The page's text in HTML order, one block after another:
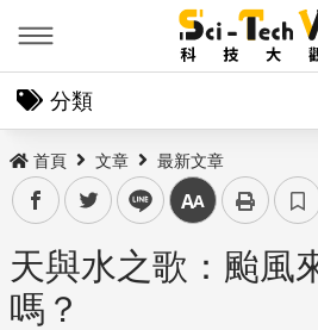
分類
首頁 文章 最新文章
facebooktwitter line 中
天與水之歌：颱風
嗎？